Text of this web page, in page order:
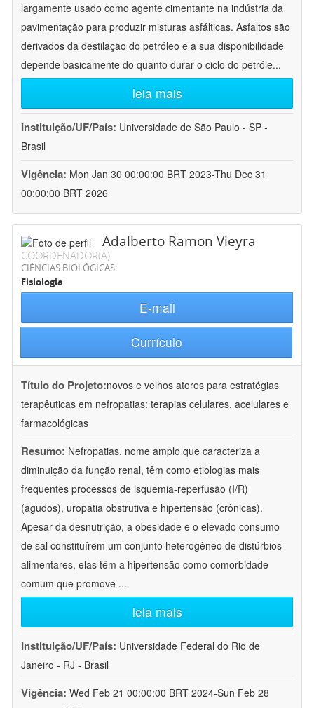
largamente usado como agente cimentante na indústria da
pavimentação para produzir misturas asfálticas. Asfaltos são
derivados da destilação do petróleo e a sua disponibilidade
depende basicamente do quanto durar o ciclo do petróle...
leia mais
Instituição/UF/País: Universidade de São Paulo - SP -
Brasil
Vigência: Mon Jan 30 00:00:00 BRT 2023-Thu Dec 31
00:00:00 BRT 2026
Adalberto Ramon Vieyra
COORDENADOR(A)
CIÊNCIAS BIOLÓGICAS
Fisiologia
E-mail
Currículo
Título do Projeto:novos e velhos atores para estratégias
terapêuticas em nefropatias: terapias celulares, acelulares e
farmacológicas
Resumo: Nefropatias, nome amplo que caracteriza a
diminuição da função renal, têm como etiologias mais
frequentes processos de isquemia-reperfusão (I/R)
(agudos), uropatia obstrutiva e hipertensão (crônicas).
Apesar da desnutrição, a obesidade e o elevado consumo
de sal constituírem um conjunto heterogêneo de distúrbios
alimentares, elas têm a hipertensão como comorbidade
comum que promove ...
leia mais
Instituição/UF/País: Universidade Federal do Rio de
Janeiro - RJ - Brasil
Vigência: Wed Feb 21 00:00:00 BRT 2024-Sun Feb 28